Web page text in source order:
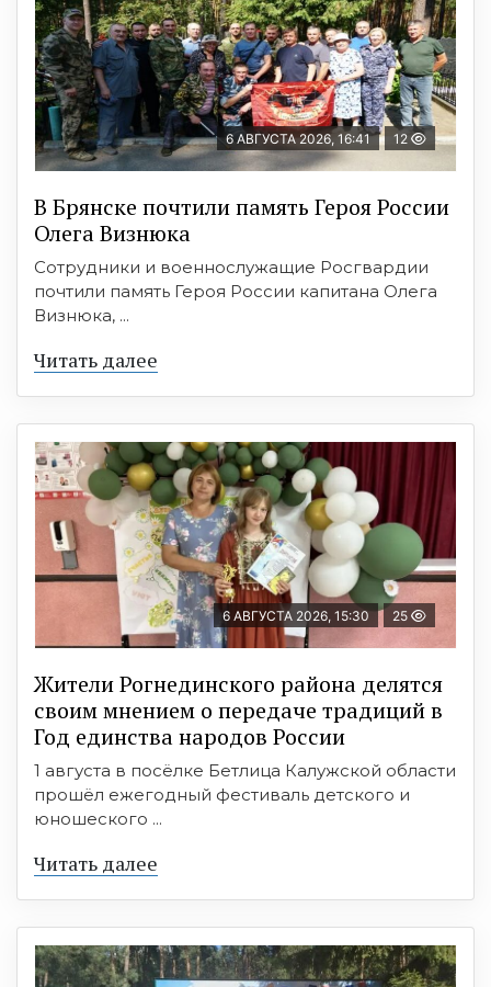
6 АВГУСТА 2026, 16:41 12
В Брянске почтили память Героя России
Олега Визнюка
Сотрудники и военнослужащие Росгвардии
почтили память Героя России капитана Олега
Визнюка, ...
Читать далее
6 АВГУСТА 2026, 15:30 25
Жители Рогнединского района делятся
своим мнением о передаче традиций в
Год единства народов России
1 августа в посёлке Бетлица Калужской области
прошёл ежегодный фестиваль детского и
юношеского ...
Читать далее